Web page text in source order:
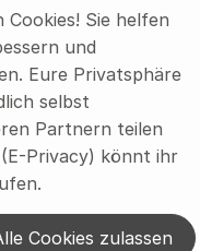
(Gurken*,
Sie helfen
und
Eure Privatsphäre
selbst
Partnern teilen
Privacy) könnt ihr
Cookies zulassen